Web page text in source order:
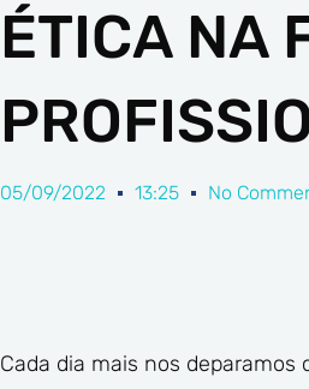
ÉTICA NA
05/09/2022 13:25 No
Cada dia mais nos